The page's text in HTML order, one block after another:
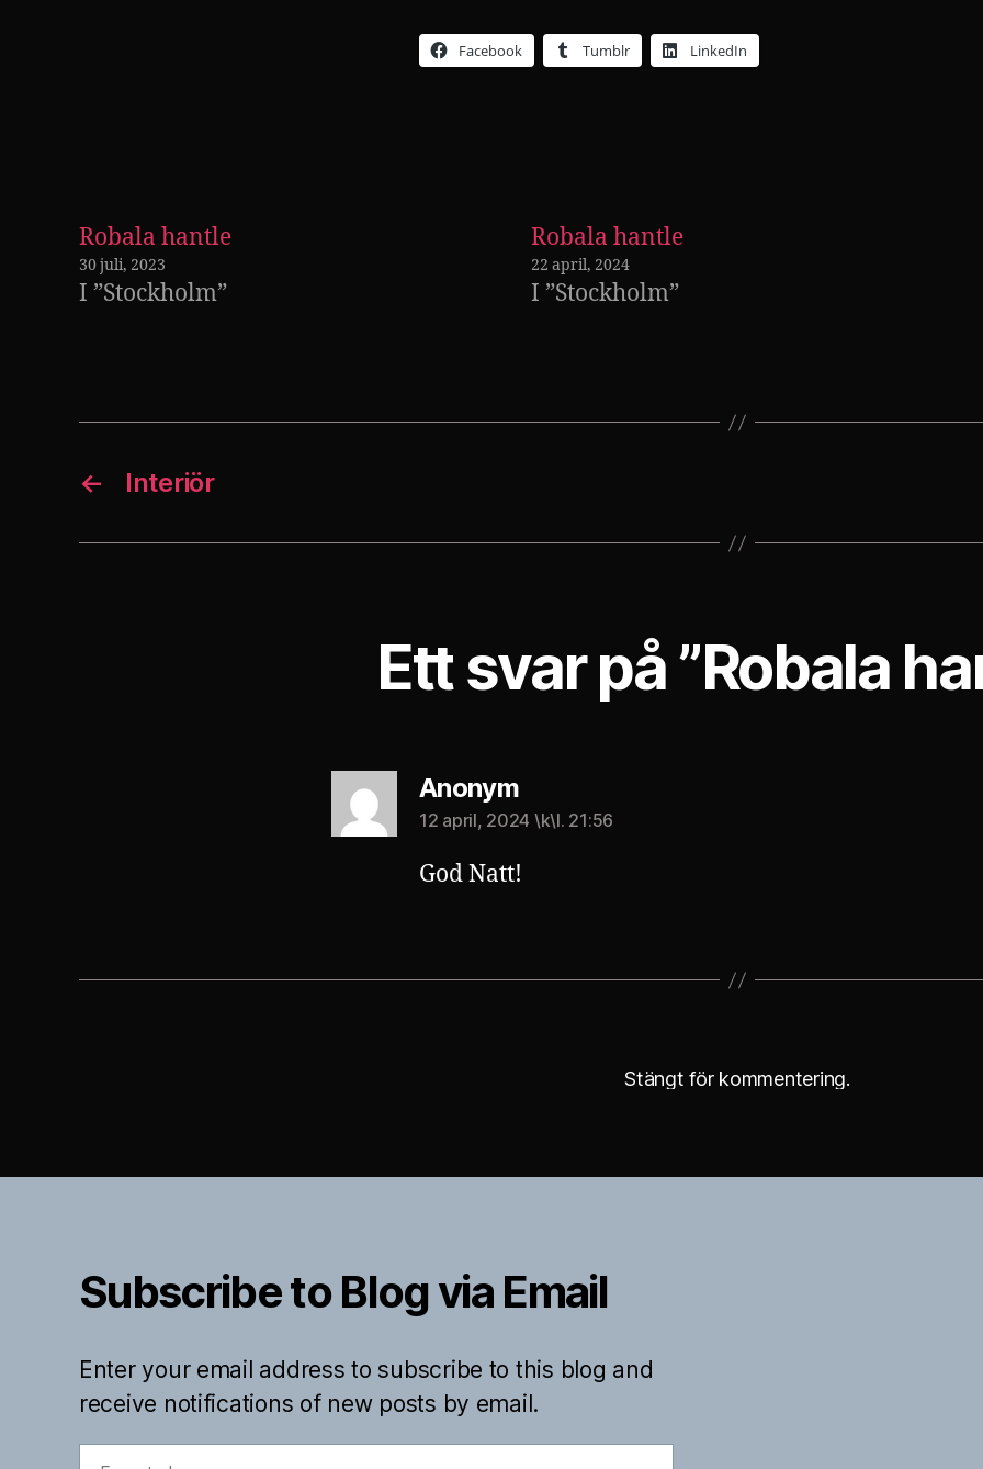
Facebook Tumblr LinkedIn
Robala hantle
30 juli, 2023
I ”Stockholm”
Robala hantle
22 april, 2024
I ”Stockholm”
← Interiör
Ett svar på ”Robala
Anonymsäger:
12 april, 2024 \k\l. 21:56
God Natt!
Stängt för kommentering.
Subscribe to Blog via Email
Enter your email address to subscribe to this blog and
receive notifications of new posts by email.